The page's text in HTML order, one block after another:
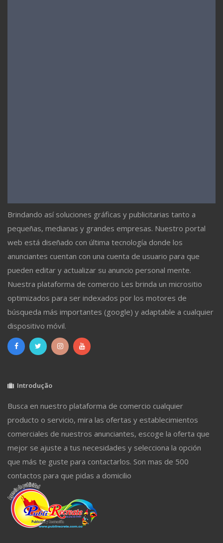
Brindando así soluciones gráficas y publicitarias tanto a
pequeñas, medianas y grandes empresas. Nuestro portal
web está diseñado con última tecnología donde los
anunciantes cuentan con una cuenta de usuario para que
pueden editar y actualizar su anuncio personal mente.
Nuestra plataforma de comercio Les brinda un micrositio
optimizados para ser indexados por los motores de
búsqueda más importantes (google) y adaptable a cualquier
dispositivo móvil.
Introdução
Busca en nuestro plataforma de comercio cualquier
producto o servicio, mira las ofertas y establecimientos
comerciales de nuestros anunciantes, escoge la oferta que
mejor se ajuste a tus necesidades y selecciona la opción
que más te guste para contactarlos. Son mas de 500
contactos para que pidas a domicilio